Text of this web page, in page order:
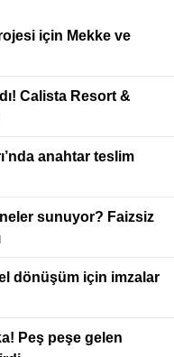
için Mekke ve
Calista Resort &
anahtar teslim
neler sunuyor? Faizsiz
dönüşüm için imzalar
Peş peşe gelen